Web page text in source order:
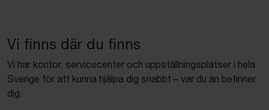
Vi finns där du finns
Vi har kontor, servicecenter och uppställningsplatser i hela
Sverige för att kunna hjälpa dig snabbt – var du än befinner
dig.